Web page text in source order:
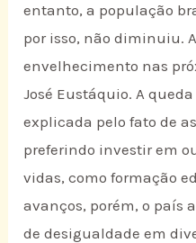
entanto, a população
por isso, não diminuiu.
envelhecimento nas
José Eustáquio. A
explicada pelo fato de
preferindo investir em
vidas, como formação
avanços, porém, o país
de desigualdade em